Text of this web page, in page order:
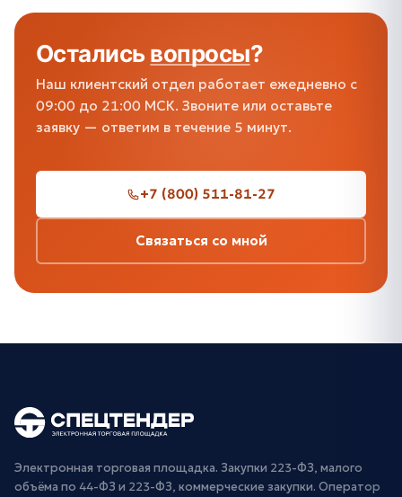
Осталисьвопросы?
Наш клиентский отдел работает ежедневно с
09:00 до 21:00 МСК. Звоните или оставьте
заявку — ответим в течение 5 минут.
+7 (800) 511-81-27
Связаться со мной
Электронная торговая площадка. Закупки 223-ФЗ, малого
объёма по 44-ФЗ и 223-ФЗ, коммерческие закупки. Оператор